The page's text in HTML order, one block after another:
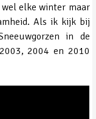
wel elke winter maar
Als ik kijk bij
in de
2004 en 2010